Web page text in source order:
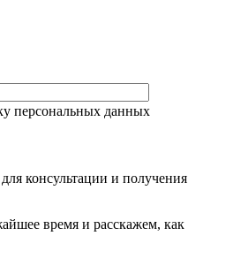
персональных данных
консультации и получения
время и расскажем, как